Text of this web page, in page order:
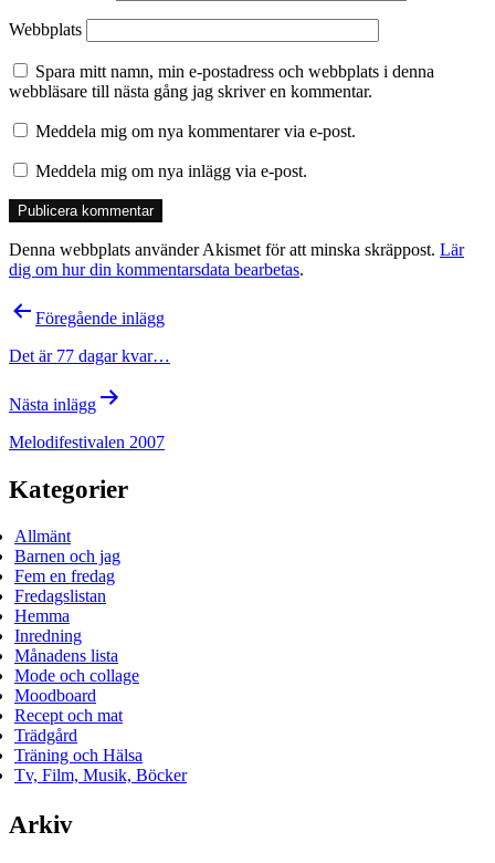
Webbplats
Spara mitt namn, min e-postadress och webbplats i denna
webbläsare till nästa gång jag skriver en kommentar.
Meddela mig om nya kommentarer via e-post.
Meddela mig om nya inlägg via e-post.
Denna webbplats använder Akismet för att minska skräppost. Lär
dig om hur din kommentarsdata bearbetas.
Inläggsnavigering
Föregående inlägg
Det är 77 dagar kvar…
Nästa inlägg
Melodifestivalen 2007
Kategorier
Allmänt
Barnen och jag
Fem en fredag
Fredagslistan
Hemma
Inredning
Månadens lista
Mode och collage
Moodboard
Recept och mat
Trädgård
Träning och Hälsa
Tv, Film, Musik, Böcker
Arkiv